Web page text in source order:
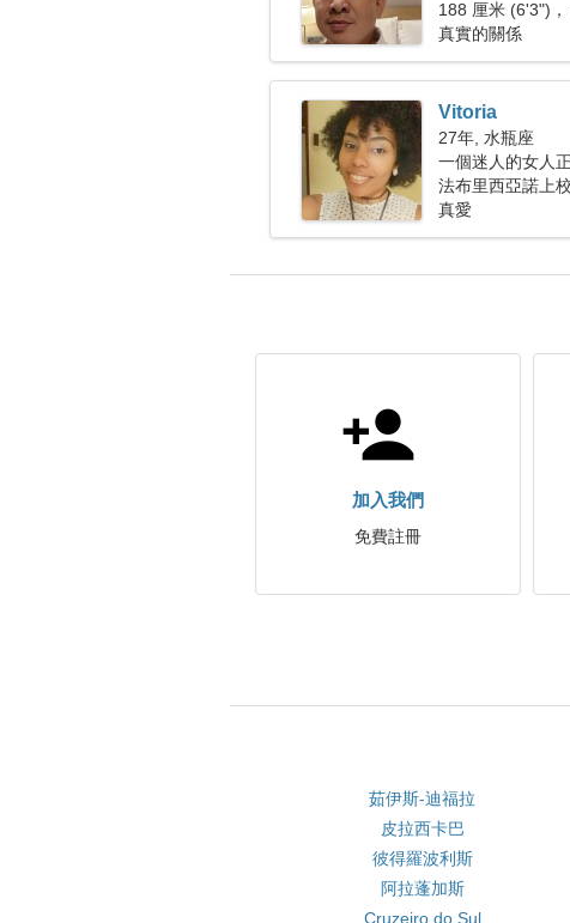
188 厘米 (6'3")
真實的關係
Vitoria
27年, 水瓶座
一個迷人的女人
法布里西亞諾上
真愛
加入我們
免費註冊
茹伊斯-迪福拉
皮拉西卡巴
彼得羅波利斯
阿拉蓬加斯
Cruzeiro do Sul